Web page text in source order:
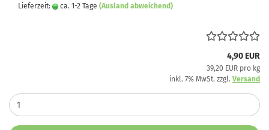
Lieferzeit: ca. 1-2 Tage (Ausland abweichend)
4,90 EUR
39,20 EUR pro kg
inkl. 7% MwSt. zzgl. Versand